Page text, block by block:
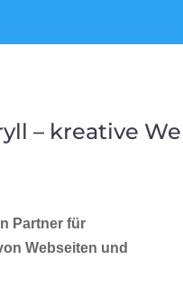
– kreative
Partner für
Webseiten und